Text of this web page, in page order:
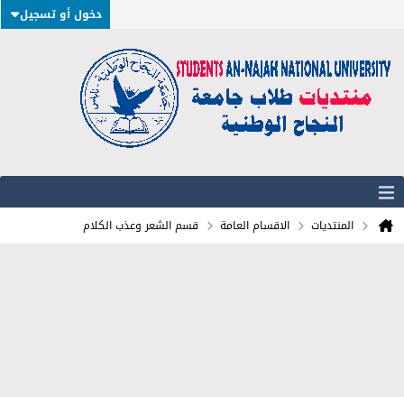
دخول أو تسجيل
المنتديات الاقسام العامة قسم الشعر وعذب الكلام